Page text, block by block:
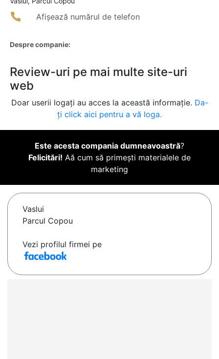
Afișează numărul de telefon
Despre companie:
Review-uri pe mai multe site-uri
web
Doar userii logați au acces la această informație. Da-
ți click aici pentru a vă loga.
Este acesta compania dumneavoastră?
Felicitări! Aă cum să primești materialele de
marketing
Vaslui
Parcul Copou
Vezi profilul firmei pe